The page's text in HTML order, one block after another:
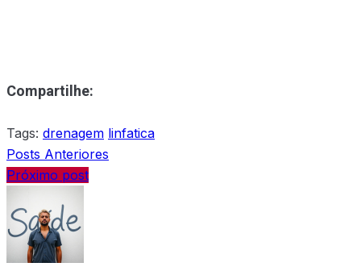
Compartilhe:
Tags: drenagem linfatica
Posts Anteriores
Próximo post